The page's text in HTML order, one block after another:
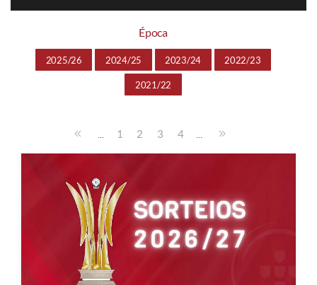
Época
2025/26 2024/25 2023/24 2022/23
2021/22
... 1 2 3 4 ...